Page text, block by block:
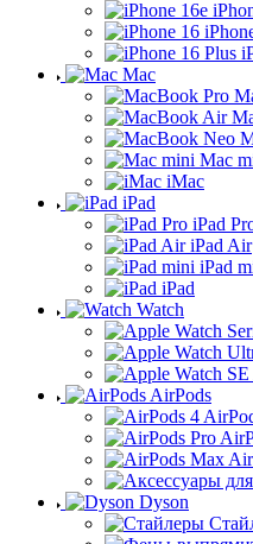
Mac
Mac
iMac
iPad
iPad
iPad Air
iPad
iPad
Watch
AirPods
Dyson